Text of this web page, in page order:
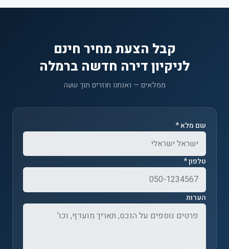
קבל הצעת מחיר חינם
לניקיון דירה חדשה ברמלה
ממלאים — ואנחנו חוזרים תוך שעה
שם מלא *
טלפון *
הערות